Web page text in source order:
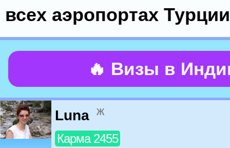
всех аэропортах Турции
🔥 Визы в
Luna ж
Карма 2455